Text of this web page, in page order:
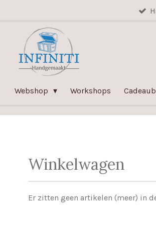
Webshop Workshops
Winkelwagen
Er zitten geen artikelen (meer) in